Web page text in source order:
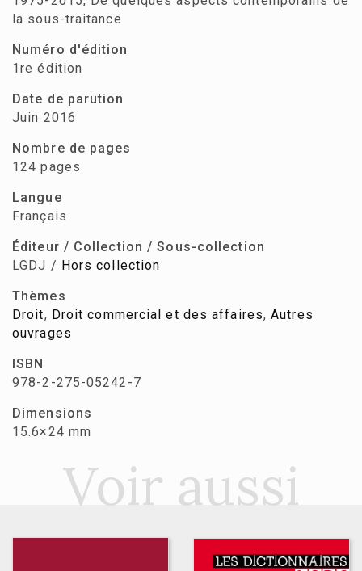
la sous-traitance
Numéro d'édition
1re édition
Date de parution
Juin 2016
Nombre de pages
124 pages
Langue
Français
Éditeur / Collection / Sous-collection
LGDJ / Hors collection
Thèmes
Droit, Droit commercial et des affaires,Autres
ouvrages
ISBN
978-2-275-05242-7
Dimensions
15.6×24 mm
Voir aussi